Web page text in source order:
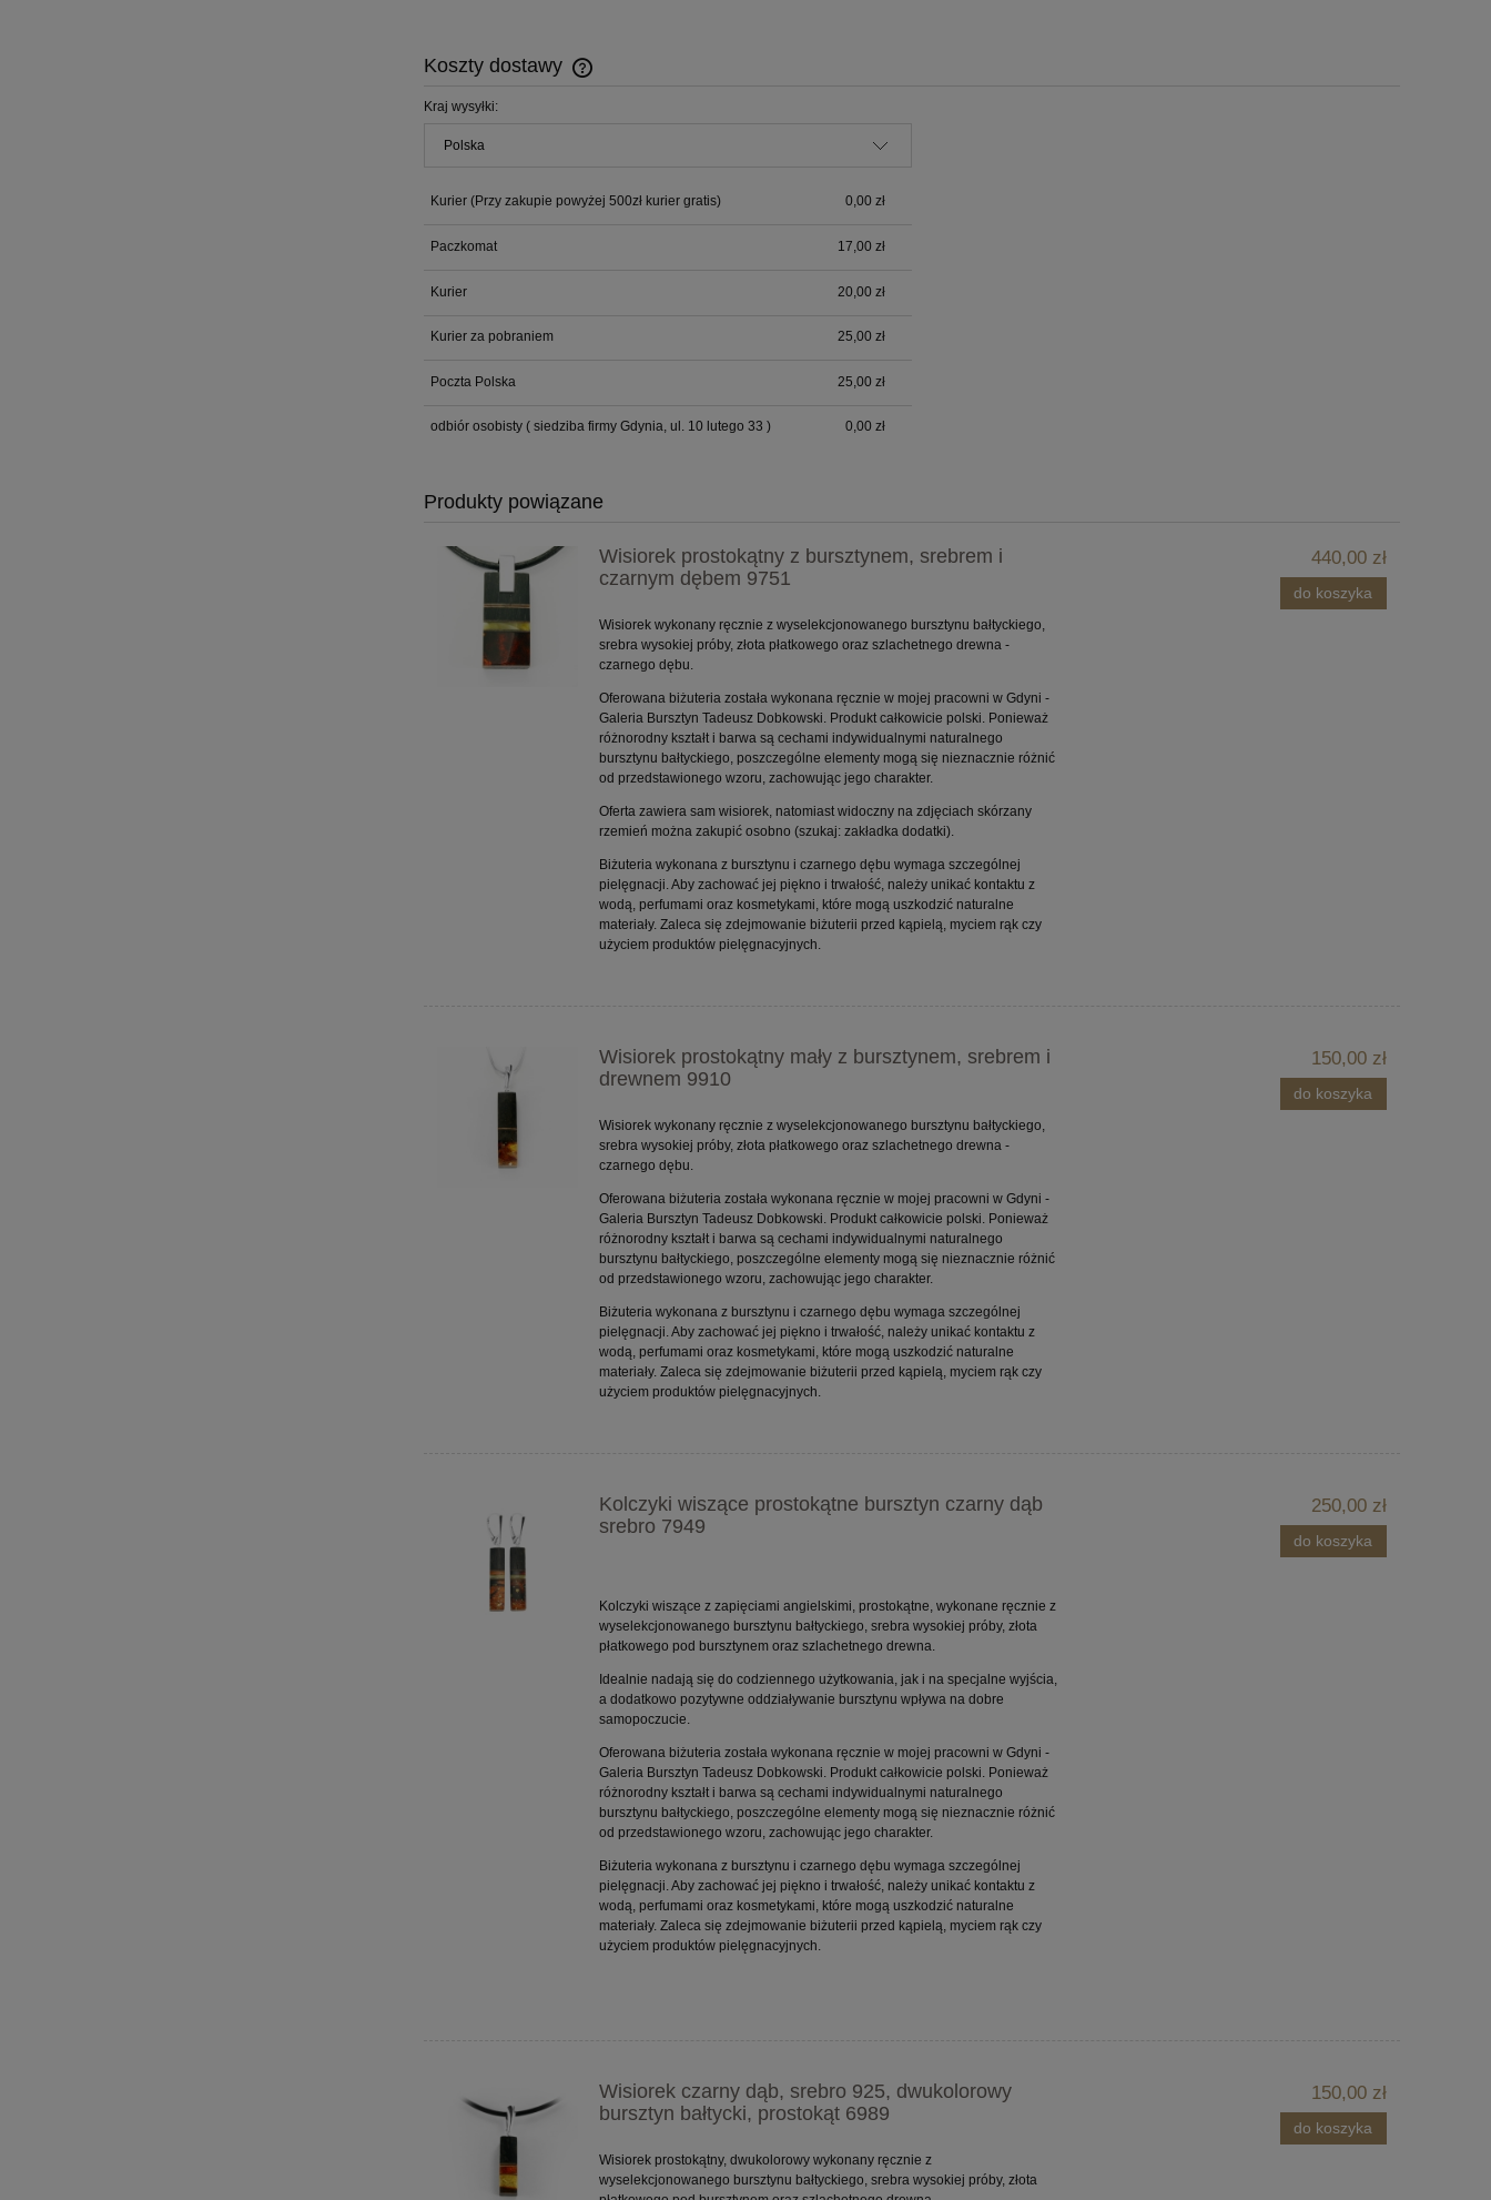
Koszty dostawy
Kraj wysyłki:
Kurier (Przy zakupie powyżej 500zł kurier gratis) 0,00 zł
Paczkomat 17,00 zł
Kurier 20,00 zł
Kurier za pobraniem 25,00 zł
Poczta Polska 25,00 zł
odbiór osobisty ( siedziba firmy Gdynia, ul. 10 lutego 33 ) 0,00 zł
Produkty powiązane
Wisiorek prostokątny z bursztynem, srebrem i
czarnym dębem 9751
Wisiorek wykonany ręcznie z wyselekcjonowanego bursztynu bałtyckiego,
srebra wysokiej próby, złota płatkowego oraz szlachetnego drewna -
czarnego dębu.
Oferowana biżuteria została wykonana ręcznie w mojej pracowni w Gdyni -
Galeria Bursztyn Tadeusz Dobkowski. Produkt całkowicie polski. Ponieważ
różnorodny kształt i barwa są cechami indywidualnymi naturalnego
bursztynu bałtyckiego, poszczególne elementy mogą się nieznacznie różnić
od przedstawionego wzoru, zachowując jego charakter.
Oferta zawiera sam wisiorek, natomiast widoczny na zdjęciach skórzany
rzemień można zakupić osobno (szukaj: zakładka dodatki).
Biżuteria wykonana z bursztynu i czarnego dębu wymaga szczególnej
pielęgnacji. Aby zachować jej piękno i trwałość, należy unikać kontaktu z
wodą, perfumami oraz kosmetykami, które mogą uszkodzić naturalne
materiały. Zaleca się zdejmowanie biżuterii przed kąpielą, myciem rąk czy
użyciem produktów pielęgnacyjnych.
440,00 zł
do koszyka
Wisiorek prostokątny mały z bursztynem, srebrem i
drewnem 9910
Wisiorek wykonany ręcznie z wyselekcjonowanego bursztynu bałtyckiego,
srebra wysokiej próby, złota płatkowego oraz szlachetnego drewna -
czarnego dębu.
Oferowana biżuteria została wykonana ręcznie w mojej pracowni w Gdyni -
Galeria Bursztyn Tadeusz Dobkowski. Produkt całkowicie polski. Ponieważ
różnorodny kształt i barwa są cechami indywidualnymi naturalnego
bursztynu bałtyckiego, poszczególne elementy mogą się nieznacznie różnić
od przedstawionego wzoru, zachowując jego charakter.
Biżuteria wykonana z bursztynu i czarnego dębu wymaga szczególnej
pielęgnacji. Aby zachować jej piękno i trwałość, należy unikać kontaktu z
wodą, perfumami oraz kosmetykami, które mogą uszkodzić naturalne
materiały. Zaleca się zdejmowanie biżuterii przed kąpielą, myciem rąk czy
użyciem produktów pielęgnacyjnych.
150,00 zł
do koszyka
Kolczyki wiszące prostokątne bursztyn czarny dąb
srebro 7949
Kolczyki wiszące z zapięciami angielskimi, prostokątne, wykonane ręcznie z
wyselekcjonowanego bursztynu bałtyckiego, srebra wysokiej próby, złota
płatkowego pod bursztynem oraz szlachetnego drewna.
Idealnie nadają się do codziennego użytkowania, jak i na specjalne wyjścia,
a dodatkowo pozytywne oddziaływanie bursztynu wpływa na dobre
samopoczucie.
Oferowana biżuteria została wykonana ręcznie w mojej pracowni w Gdyni -
Galeria Bursztyn Tadeusz Dobkowski. Produkt całkowicie polski. Ponieważ
różnorodny kształt i barwa są cechami indywidualnymi naturalnego
bursztynu bałtyckiego, poszczególne elementy mogą się nieznacznie różnić
od przedstawionego wzoru, zachowując jego charakter.
Biżuteria wykonana z bursztynu i czarnego dębu wymaga szczególnej
pielęgnacji. Aby zachować jej piękno i trwałość, należy unikać kontaktu z
wodą, perfumami oraz kosmetykami, które mogą uszkodzić naturalne
materiały. Zaleca się zdejmowanie biżuterii przed kąpielą, myciem rąk czy
użyciem produktów pielęgnacyjnych.
250,00 zł
do koszyka
Wisiorek czarny dąb, srebro 925, dwukolorowy
bursztyn bałtycki, prostokąt 6989
Wisiorek prostokątny, dwukolorowy wykonany ręcznie z
wyselekcjonowanego bursztynu bałtyckiego, srebra wysokiej próby, złota
150,00 zł
do koszyka